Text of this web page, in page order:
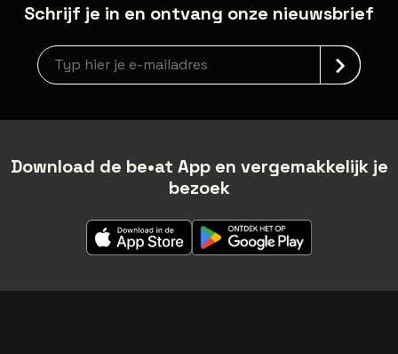
Schrijf je in en ontvang onze nieuwsbrief
Nieuwsbrief aanmelding
Download de be•at App en vergemakkelijk je
bezoek